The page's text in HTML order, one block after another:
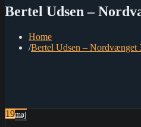
Bertel Udsen –
Home
Bertel Udsen – Nordvænget
19maj